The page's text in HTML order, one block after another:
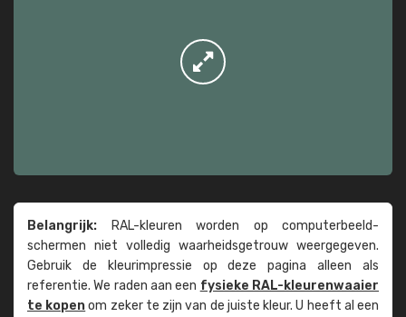
Belangrijk: RAL-kleuren worden op computer­beeld­
schermen niet volledig waarheids­­getrouw weer­gegeven.
Gebruik de kleur­impressie op deze pagina alleen als
referentie. We raden aan een fysieke RAL-kleuren­waaier
te kopenom zeker te zijn van de juiste kleur. U heeft al een